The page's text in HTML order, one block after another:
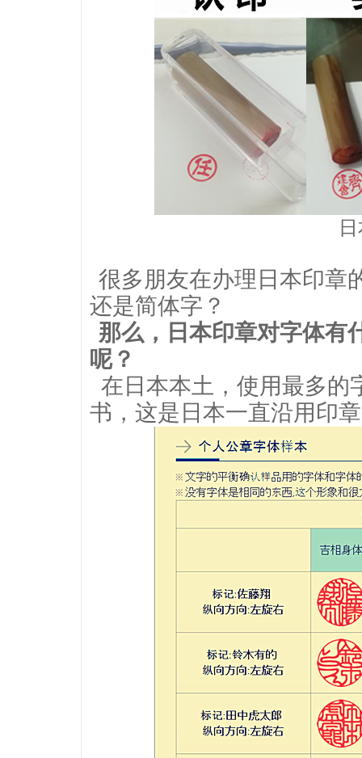
很多朋友在办理日本印章
还是简体字？
那么，日本印章对字体有
呢？
在日本本土，使用最多的
书，这是日本一直沿用印